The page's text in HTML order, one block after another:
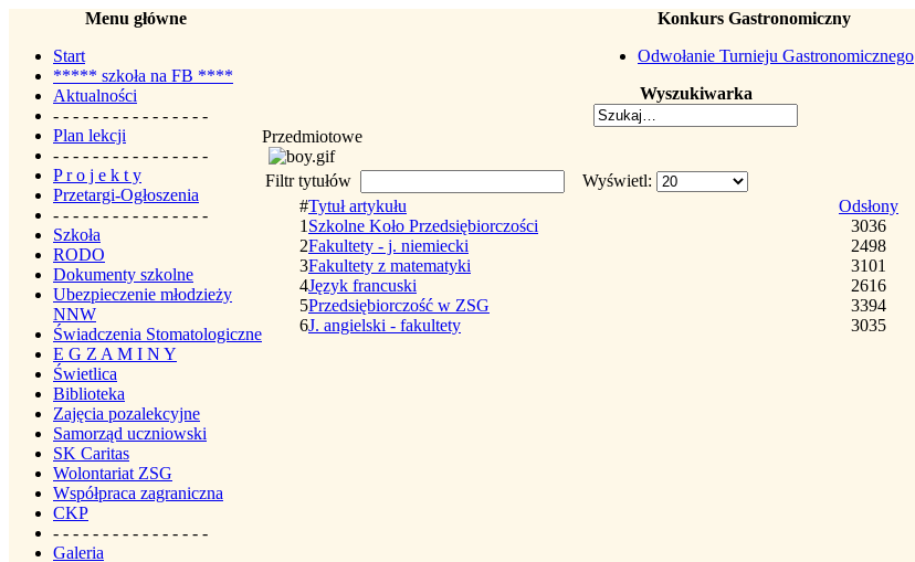
Menu główne
Start
***** szkoła na FB ****
Aktualności
- - - - - - - - - - - - - - - -
Plan lekcji
- - - - - - - - - - - - - - - -
P r o j e k t y
Przetargi-Ogłoszenia
- - - - - - - - - - - - - - - -
Szkoła
RODO
Dokumenty szkolne
Ubezpieczenie młodzieży
NNW
Świadczenia Stomatologiczne
E G Z A M I N Y
Świetlica
Biblioteka
Zajęcia pozalekcyjne
Samorząd uczniowski
SK Caritas
Wolontariat ZSG
Współpraca zagraniczna
CKP
- - - - - - - - - - - - - - - -
Galeria
Konkurs Gastronomiczny
Odwołanie Turnieju Gastronomicznego
Wyszukiwarka
Przedmiotowe
Filtr tytułów
Wyświetl:
#Tytuł artykułu
Odsłony
1 Szkolne Koło Przedsiębiorczości
3036
2Fakultety - j. niemiecki
2498
3Fakultety z matematyki
3101
4Język francuski
2616
5Przedsiębiorczość w ZSG
3394
6J. angielski - fakultety 3035